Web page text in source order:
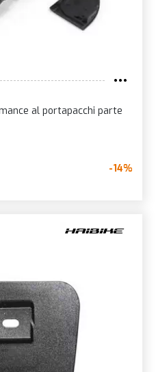
al portapacchi parte
-14%